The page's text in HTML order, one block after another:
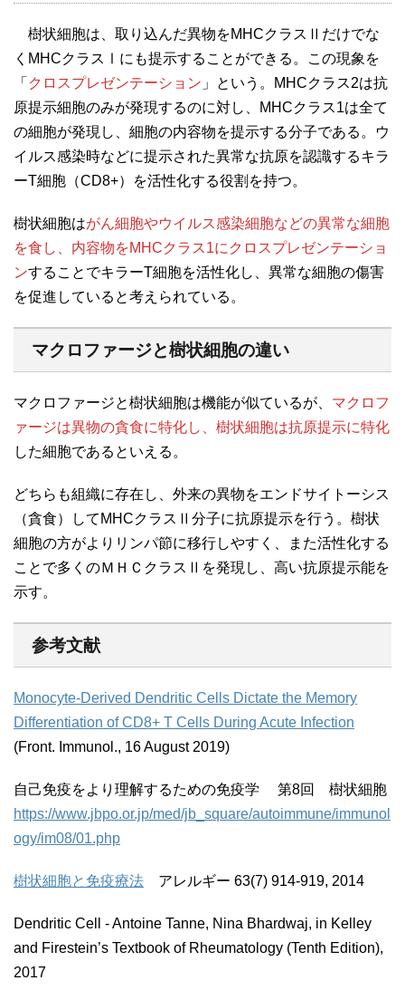
樹状細胞は、取り込んだ異物をMHCクラスⅡだけでな
くMHCクラスⅠにも提示することができる。この現象を
「 クロスプレゼンテーション 」という。MHCクラス2は抗
原提示細胞のみが発現するのに対し、MHCクラス1は全て
の細胞が発現し、細胞の内容物を提示する分子である。ウ
イルス感染時などに提示された異常な抗原を認識するキラ
ーT細胞（CD8+）を活性化する役割を持つ。
樹状細胞はがん細胞やウイルス感染細胞などの異常な細胞
を食し、内容物をMHCクラス1にクロスプレゼンテーショ
ンすることでキラーT細胞を活性化し、異常な細胞の傷害
を促進していると考えられている。
マクロファージと樹状細胞の違い
マクロファージと樹状細胞は機能が似ているが、 マクロフ
ァージは異物の貪食に特化し、樹状細胞は抗原提示に特化
した細胞であるといえる。
どちらも組織に存在し、外来の異物をエンドサイトーシス
（貪食）してMHCクラスⅡ分子に抗原提示を行う。樹状
細胞の方がよりリンパ節に移行しやすく、また活性化する
ことで多くのＭＨＣクラスⅡを発現し、高い抗原提示能を
示す。
参考文献
Monocyte-Derived Dendritic Cells Dictate the Memory
Differentiation of CD8+ T Cells During Acute Infection
(Front. Immunol., 16 August 2019)
自己免疫をより理解するための免疫学 第8回 樹状細胞
https://www.jbpo.or.jp/med/jb_square/autoimmune/immunol
ogy/im08/01.php
樹状細胞と免疫療法 アレルギー 63(7) 914-919, 2014
Dendritic Cell - Antoine Tanne, Nina Bhardwaj, in Kelley
and Firestein’s Textbook of Rheumatology (Tenth Edition),
2017